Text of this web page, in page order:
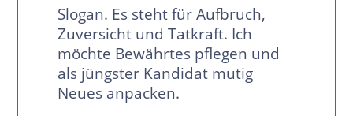
Slogan. Es steht für Aufbruch,
Zuversicht und Tatkraft. Ich
möchte Bewährtes pflegen und
als jüngster Kandidat mutig
Neues anpacken.